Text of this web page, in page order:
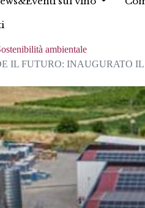
ambientale
IL FUTURO: INAUGURATO